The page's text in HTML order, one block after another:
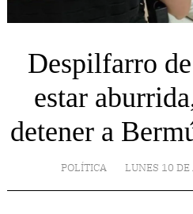
Despilfarro
estar
detener a
POLÍTICA LUNES 10 DE